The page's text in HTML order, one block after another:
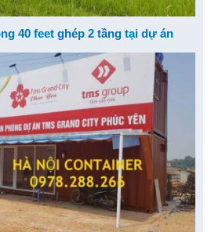
40 feet ghép 2 tầng tại dự án